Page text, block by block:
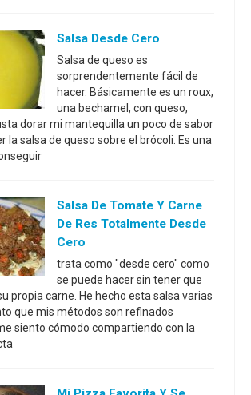
Salsa Desde Cero
Salsa de queso es
sorprendentemente fácil de
hacer. Básicamente es un roux,
una bechamel, con queso,
dorar mi mantequilla un poco de sabor
la salsa de queso sobre el brócoli. Es una
Salsa De Tomate Y Carne
De Res Totalmente Desde
Cero
trata como "desde cero" como
se puede hacer sin tener que
propia carne. He hecho esta salsa varias
que mis métodos son refinados
siento cómodo compartiendo con la